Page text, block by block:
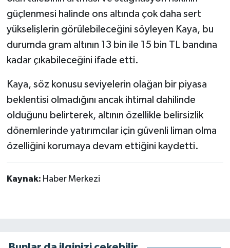
güçlenmesi halinde ons altında çok daha sert
yükselişlerin görülebileceğini söyleyen Kaya, bu
durumda gram altının 13 bin ile 15 bin TL bandına
kadar çıkabileceğini ifade etti.
Kaya, söz konusu seviyelerin olağan bir piyasa
beklentisi olmadığını ancak ihtimal dahilinde
olduğunu belirterek, altının özellikle belirsizlik
dönemlerinde yatırımcılar için güvenli liman olma
özelliğini korumaya devam ettiğini kaydetti.
Kaynak: Haber Merkezi